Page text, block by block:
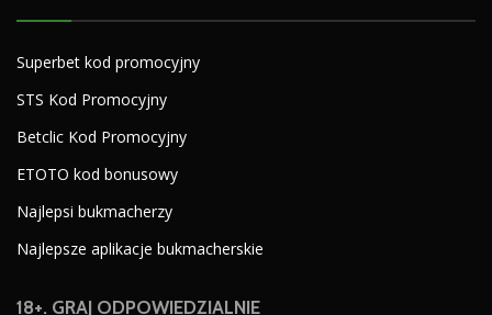
Superbet kod promocyjny
STS Kod Promocyjny
Betclic Kod Promocyjny
ETOTO kod bonusowy
Najlepsi bukmacherzy
Najlepsze aplikacje bukmacherskie
18+. GRAJ ODPOWIEDZIALNIE